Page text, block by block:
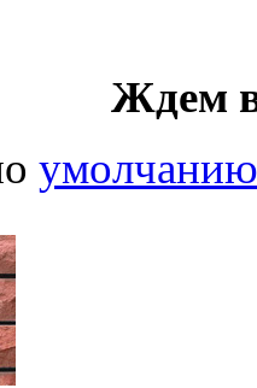
Ждем
умолчанию